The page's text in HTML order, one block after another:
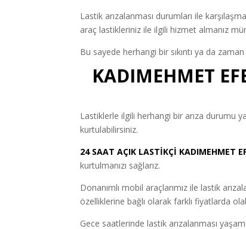
Lastik arızalanması durumları ile
araç lastikleriniz ile ilgili hizmet almanız
Bu sayede herhangi bir sıkıntı ya da
KADIMEHMET
Lastiklerle ilgili herhangi bir arıza durumu
kurtulabilirsiniz.
24 SAAT AÇIK LASTİKÇİ KADIMEHMET
kurtulmanızı sağlarız.
Donanımlı mobil araçlarımız ile lastik
özelliklerine bağlı olarak farklı fiyatlarda
Gece saatlerinde lastik arızalanması